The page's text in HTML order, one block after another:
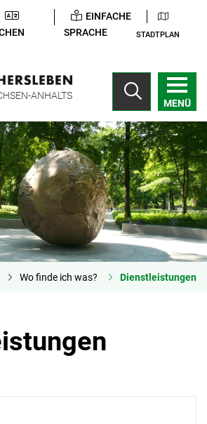
EINFACHE
SPRACHE
STADTPLAN
ANHALTS
MENÜ
Wo finde ich was? Dienstleistungen